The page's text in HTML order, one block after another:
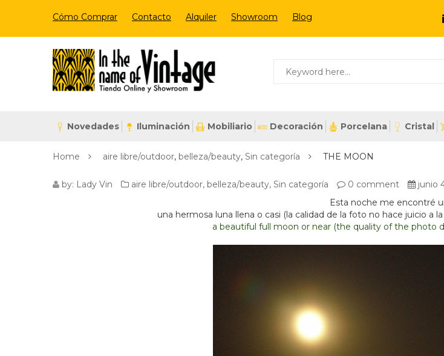
Cómo Comprar Contacto Alquiler Showroom Blog
Novedades Iluminación Mobiliario Decoración Porcelana Cristal
Home aire libre/outdoor, belleza/beauty, Sin categoría THE MOON
THE
by: Lady Vin aire libre/outdoor, belleza/beauty, Sin categoría 0 comment
junio
Esta noche me encontré
una hermosa luna llena o casi (la calidad de la foto no hace juicio a
a beautiful full moon or near (the quality of the photo